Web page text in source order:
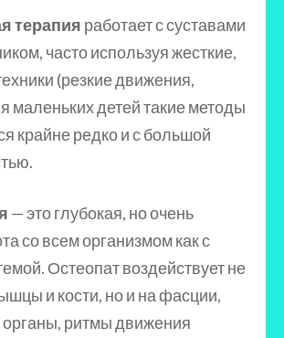
терапия работает с суставами
часто используя жесткие,
(резкие движения,
маленьких детей такие методы
крайне редко и с большой
— это глубокая, но очень
со всем организмом как с
Остеопат воздействует не
и кости, но и на фасции,
органы, ритмы движения